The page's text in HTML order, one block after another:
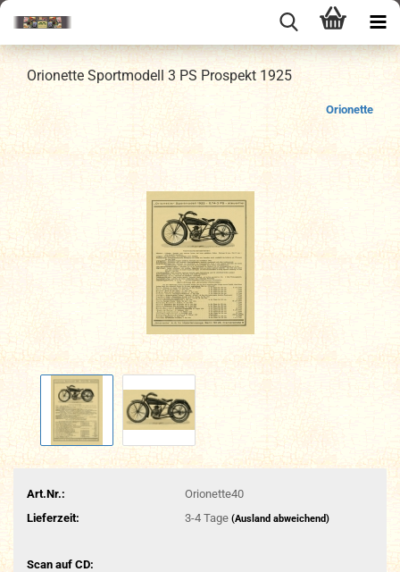
Orionette Sportmodell 3 PS Prospekt 1925
Orionette
Art.Nr.:
Orionette40
Lieferzeit:
3-4 Tage (Ausland abweichend)
Scan auf CD: